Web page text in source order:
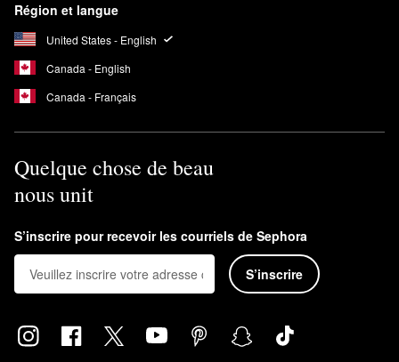
Région et langue
United States - English
Canada - English
Canada - Français
Quelque chose de beau
nous unit
S’inscrire pour recevoir les courriels de Sephora
S’inscrire